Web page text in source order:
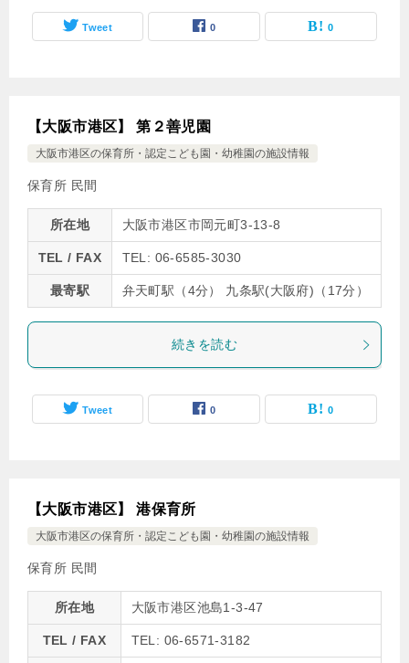
Tweet 0 0
【大阪市港区】 第２善児園
大阪市港区の保育所・認定こども園・幼稚園の施設情報
保育所 民間
所在地 大阪市港区市岡元町3-13-8
TEL / FAX TEL: 06-6585-3030
最寄駅 弁天町駅（4分） 九条駅(大阪府)（17分）
続きを読む
Tweet 0 0
【大阪市港区】 港保育所
大阪市港区の保育所・認定こども園・幼稚園の施設情報
保育所 民間
所在地 大阪市港区池島1-3-47
TEL / FAX TEL: 06-6571-3182